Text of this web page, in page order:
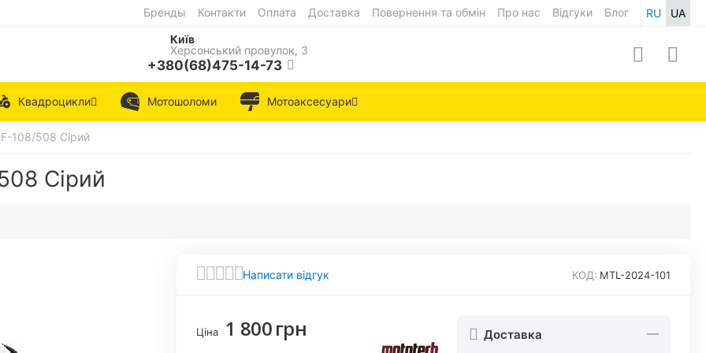
RU UA
Бренды Контакти Оплата Доставка Повернення та обмін Про нас Відгуки
Блог
Київ
Херсонський провулок, 3
+380(68)475-14-73
Квадроцикли Мотошоломи Мотоаксесуари
108/508 Сірий
Сірий
Написати відгук КОД: MTL-2024-101
Ціна 1 800грн Доставка